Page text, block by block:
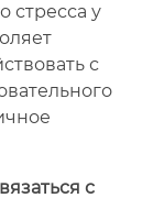
с
стресса у
с